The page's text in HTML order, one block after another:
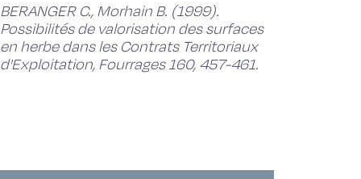
BERANGER C., Morhain B. (1999).
Possibilités de valorisation des surfaces
en herbe dans les Contrats Territoriaux
d'Exploitation, Fourrages 160, 457-461.